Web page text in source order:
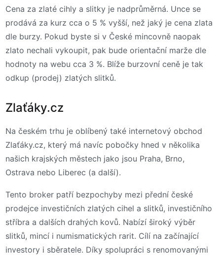
Cena za zlaté cihly a slitky je nadprůměrná. Unce se
prodává za kurz cca o 5 % vyšší, než jaký je cena zlata
dle burzy. Pokud byste si v České mincovně naopak
zlato nechali vykoupit, pak bude orientační marže dle
hodnoty na webu cca 3 %. Blíže burzovní ceně je tak
odkup (prodej) zlatých slitků.
Zlaťáky.cz
Na českém trhu je oblíbený také internetový obchod
Zlaťáky.cz, který má navíc pobočky hned v několika
našich krajských městech jako jsou Praha, Brno,
Ostrava nebo Liberec (a další).
Tento broker patří bezpochyby mezi přední české
prodejce investičních zlatých cihel a slitků, investičního
stříbra a dalších drahých kovů. Nabízí široký výběr
slitků, mincí i numismatických rarit. Cílí na začínající
investory i sběratele. Díky spolupráci s renomovanými